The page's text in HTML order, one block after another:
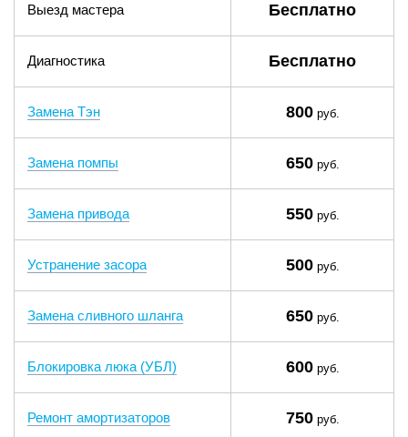
Выезд мастера Бесплатно
Диагностика Бесплатно
Замена Тэн 800руб.
Замена помпы 650руб.
Замена привода 550руб.
Устранение засора 500руб.
Замена сливного шланга 650руб.
Блокировка люка (УБЛ) 600руб.
Ремонт амортизаторов 750руб.